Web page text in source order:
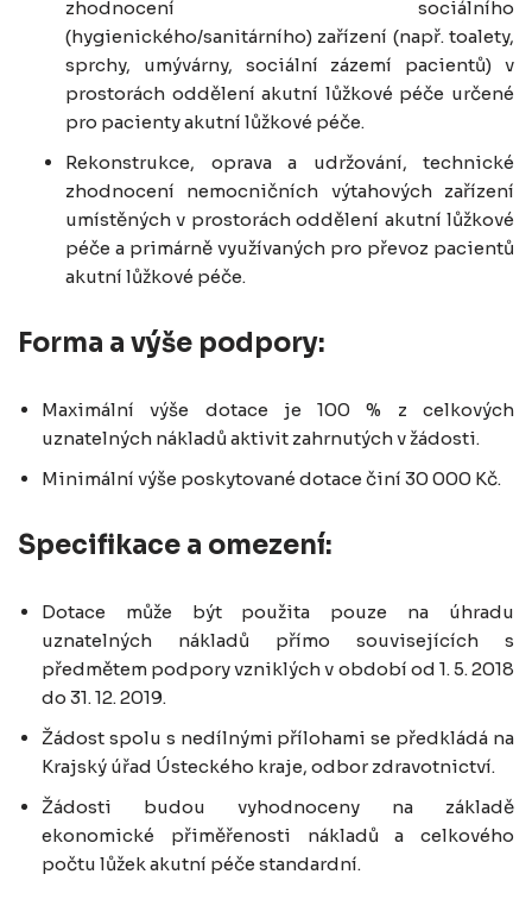
zhodnocení sociálního
(hygienického/sanitárního) zařízení (např. toalety,
sprchy, umývárny, sociální zázemí pacientů) v
prostorách oddělení akutní lůžkové péče určené
pro pacienty akutní lůžkové péče.
Rekonstrukce, oprava a udržování, technické
zhodnocení nemocničních výtahových zařízení
umístěných v prostorách oddělení akutní lůžkové
péče a primárně využívaných pro převoz pacientů
akutní lůžkové péče.
Forma a výše podpory:
Maximální výše dotace je 100 % z celkových
uznatelných nákladů aktivit zahrnutých v žádosti.
Minimální výše poskytované dotace činí 30 000 Kč.
Specifikace a omezení:
Dotace může být použita pouze na úhradu
uznatelných nákladů přímo souvisejících s
předmětem podpory vzniklých v období od 1. 5. 2018
do 31. 12. 2019.
Žádost spolu s nedílnými přílohami se předkládá na
Krajský úřad Ústeckého kraje, odbor zdravotnictví.
Žádosti budou vyhodnoceny na základě
ekonomické přiměřenosti nákladů a celkového
počtu lůžek akutní péče standardní.